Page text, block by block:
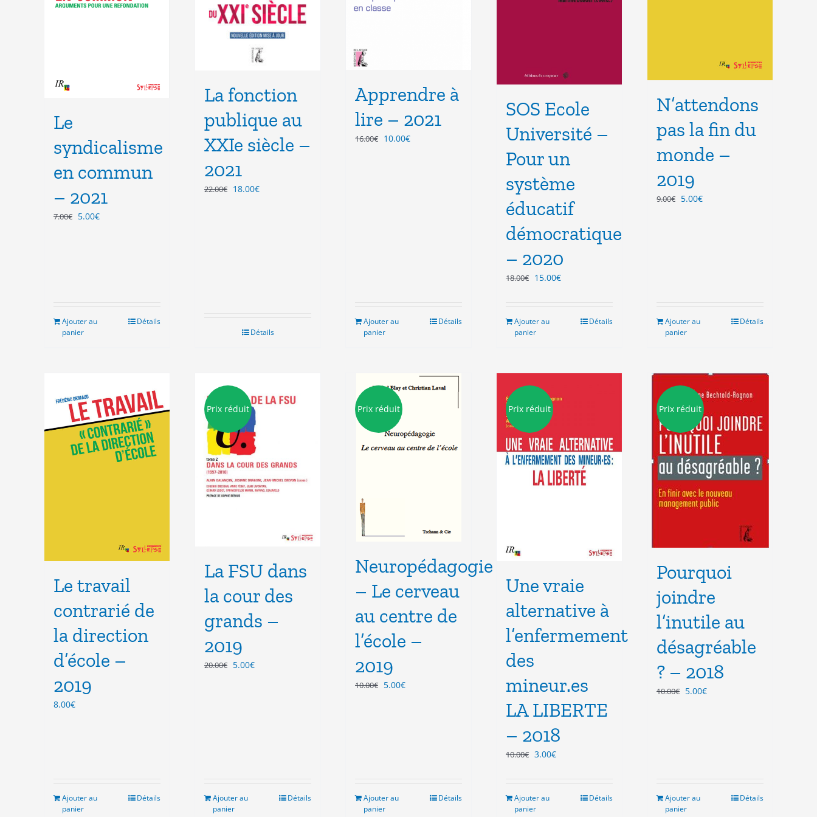
Le
syndicalisme
en commun
– 2021
7.00€ Le
5.00€Le
Ajouter au
panier
Détails
La fonction
publique au
XXIe siècle –
2021
22.00€ Le
18.00€Le
Détails
Apprendre à
lire – 2021
16.00€ Le
10.00€Le
Ajouter au
panier
Détails
SOS Ecole
Université –
Pour un
système
éducatif
démocratique
– 2020
18.00€ Le
18.00€.
15.00€Le
Ajouter au
panier
Détails
N’attendons
pas la fin du
monde –
2019
9.00€ Le
5.00€Le
Ajouter au
panier
Détails
Le travail
contrarié de
la direction
d’école –
2019
8.00€
Ajouter au
panier
Détails
Prix réduit
La FSU dans
la cour des
grands –
2019
20.00€ Le
5.00€Le
Ajouter au
panier
Détails
Prix réduit
Neuropédagogie
– Le cerveau
au centre de
l’école –
2019
10.00€ Le
5.00€Le
Ajouter au
panier
Détails
Prix réduit
Une vraie
alternative à
l’enfermement
des
mineur.es
LA LIBERTE
– 2018
10.00€ Le
10.00€.
3.00€Le
Ajouter au
panier
Détails
Prix réduit
Pourquoi
joindre
l’inutile au
désagréable
? – 2018
10.00€ Le
5.00€Le
Ajouter au
panier
Détails